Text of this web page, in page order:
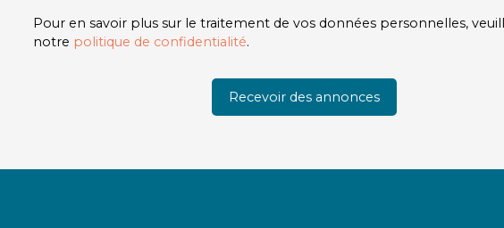
Pour en savoir plus sur le traitement de vos données personnelles,
notre politique de confidentialité.
Recevoir des annonces